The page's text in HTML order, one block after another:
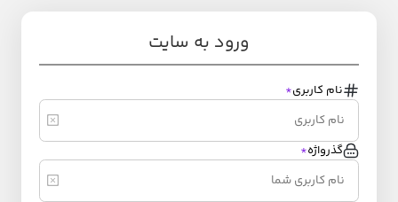
ورود به سایت
نام کاربری*
گذرواژه*